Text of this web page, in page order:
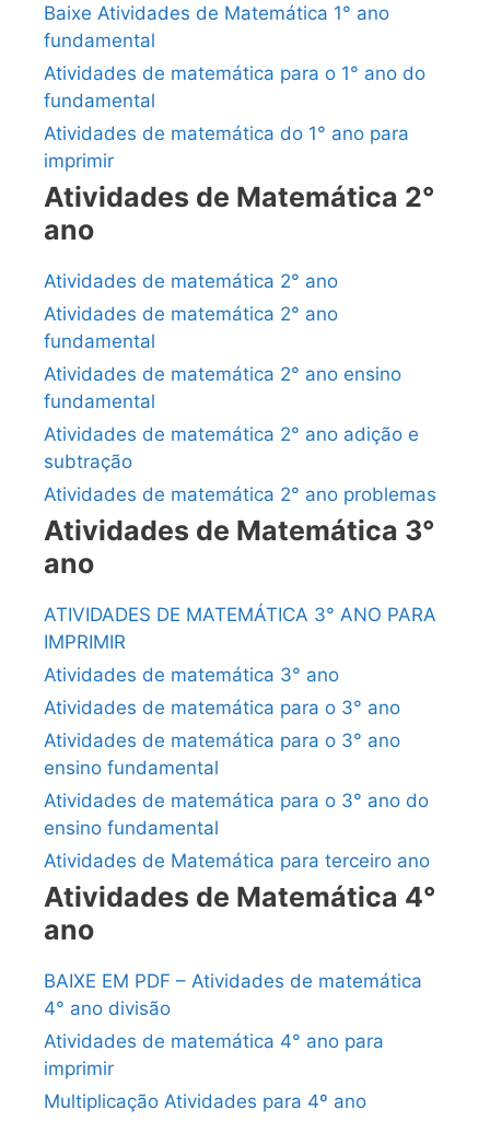
Baixe Atividades de Matemática 1° ano
fundamental
Atividades de matemática para o 1° ano do
fundamental
Atividades de matemática do 1° ano para
imprimir
Atividades de Matemática 2°
ano
Atividades de matemática 2° ano
Atividades de matemática 2° ano
fundamental
Atividades de matemática 2° ano ensino
fundamental
Atividades de matemática 2° ano adição e
subtração
Atividades de matemática 2° ano problemas
Atividades de Matemática 3°
ano
ATIVIDADES DE MATEMÁTICA 3° ANO PARA
IMPRIMIR
Atividades de matemática 3° ano
Atividades de matemática para o 3° ano
Atividades de matemática para o 3° ano
ensino fundamental
Atividades de matemática para o 3° ano do
ensino fundamental
Atividades de Matemática para terceiro ano
Atividades de Matemática 4°
ano
BAIXE EM PDF – Atividades de matemática
4° ano divisão
Atividades de matemática 4° ano para
imprimir
Multiplicação Atividades para 4º ano